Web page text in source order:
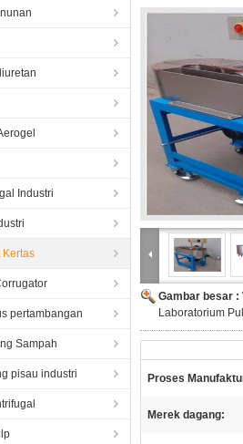
Industri
Kertas
pertambangan
Sampah
pisau industri
Gambar besar :
Laboratorium
Proses
Merek dagang: